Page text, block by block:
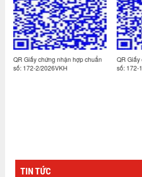
chuẩn
QR Giấy chứng nhận hợp chuẩn
số: 172-1/2026VKH
TIN TỨC